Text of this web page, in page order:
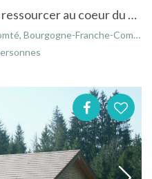
Gîte de la Citadelle: pour se ressourcer au coeur du Jura, entre Monts, rivières, lacs et cascades .
Franche-Comté, France